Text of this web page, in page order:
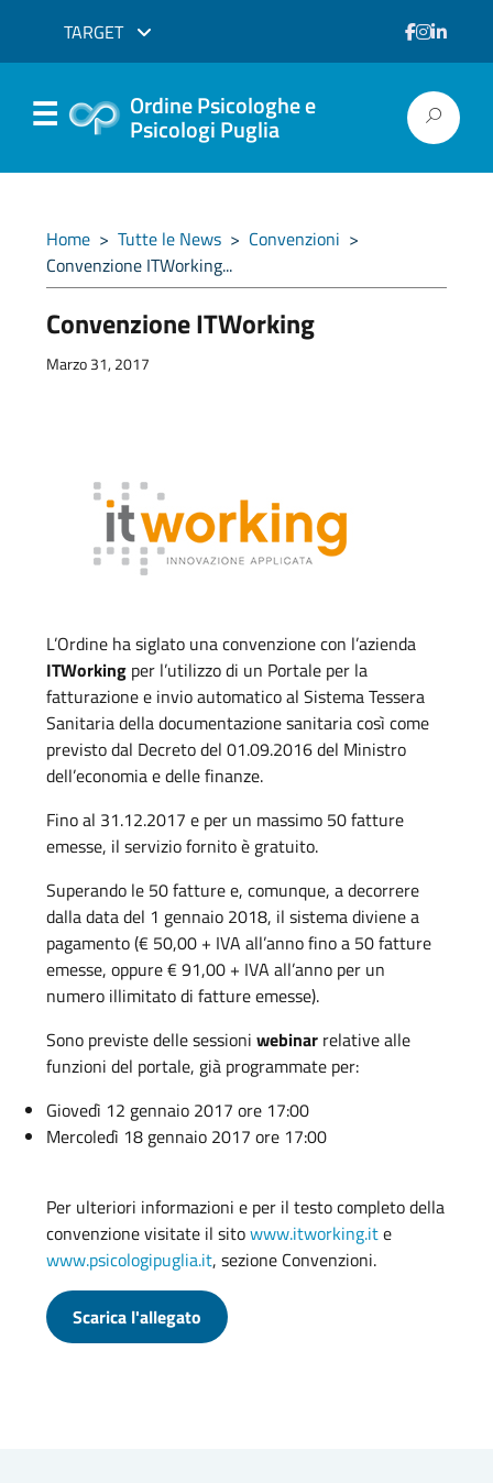
TARGET
Ordine Psicologhe e
Psicologi Puglia
Home > Tutte le News > Convenzioni >
Convenzione ITWorking...
Convenzione ITWorking
Marzo 31, 2017
L’Ordine ha siglato una convenzione con l’azienda
ITWorking per l’utilizzo di un Portale per la
fatturazione e invio automatico al Sistema Tessera
Sanitaria della documentazione sanitaria così come
previsto dal Decreto del 01.09.2016 del Ministro
dell’economia e delle finanze.
Fino al 31.12.2017 e per un massimo 50 fatture
emesse, il servizio fornito è gratuito.
Superando le 50 fatture e, comunque, a decorrere
dalla data del 1 gennaio 2018, il sistema diviene a
pagamento (€ 50,00 + IVA all’anno fino a 50 fatture
emesse, oppure € 91,00 + IVA all’anno per un
numero illimitato di fatture emesse).
Sono previste delle sessioni webinar relative alle
funzioni del portale, già programmate per:
Giovedì 12 gennaio 2017 ore 17:00
Mercoledì 18 gennaio 2017 ore 17:00
Per ulteriori informazioni e per il testo completo della
convenzione visitate il sitowww.itworking.ite
www.psicologipuglia.it, sezione Convenzioni.
Scarica l'allegato